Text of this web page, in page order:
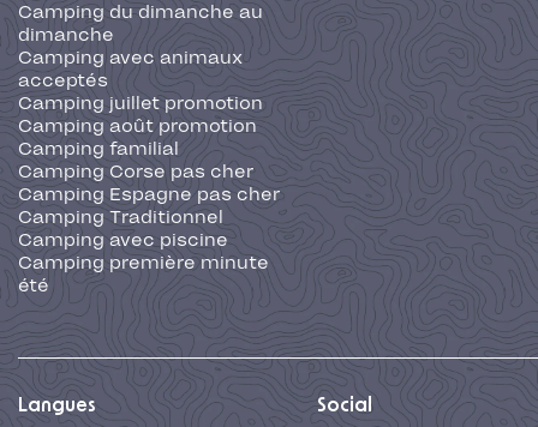
Camping du dimanche au
dimanche
Camping avec animaux
acceptés
Camping juillet promotion
Camping août promotion
Camping familial
Camping Corse pas cher
Camping Espagne pas cher
Camping Traditionnel
Camping avec piscine
Camping première minute
été
Langues Social